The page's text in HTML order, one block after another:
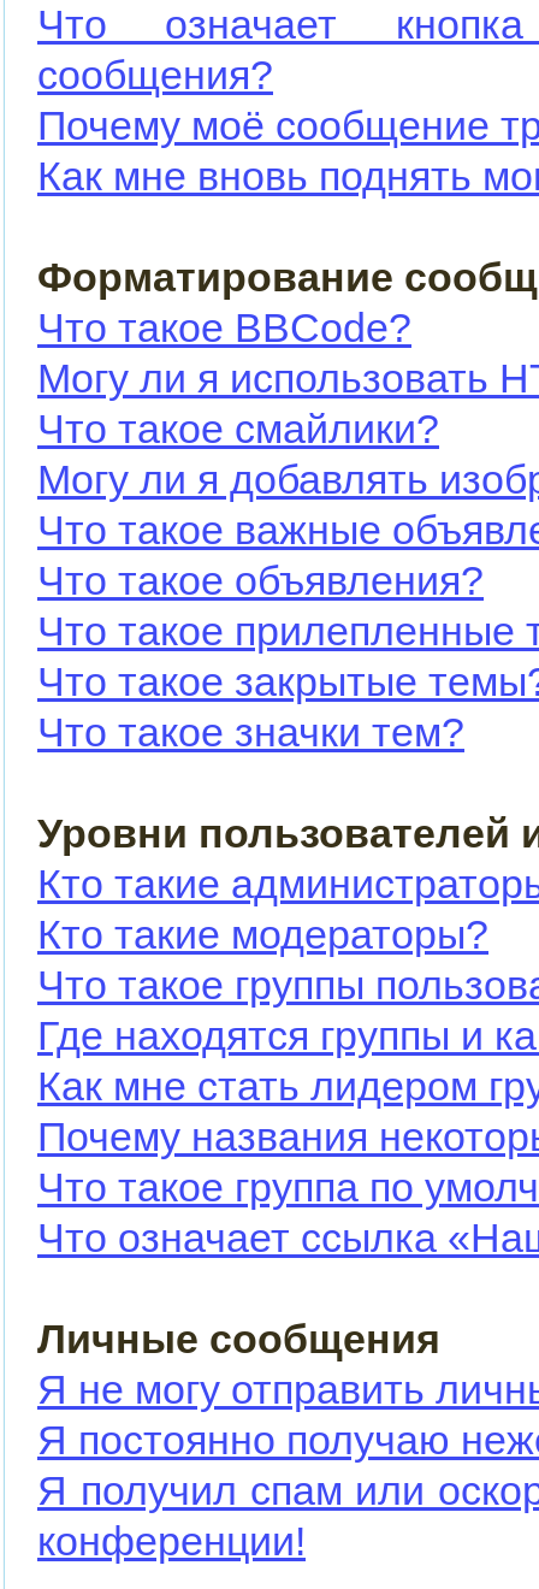
Что означает
сообщения?
Почему моё сообщение
Как мне вновь поднять
Форматирование
Что такое BBCode?
Могу ли я использовать
Что такое смайлики?
Могу ли я добавлять
Что такое важные
Что такое объявления?
Что такое прилепленные
Что такое закрытые
Что такое значки тем?
Уровни пользователей
Кто такие
Кто такие модераторы?
Что такое группы
Где находятся группы и
Как мне стать лидером
Почему названия
Что такое группа по
Что означает ссылка
Личные сообщения
Я не могу отправить
Я постоянно получаю
Я получил спам или
конференции!